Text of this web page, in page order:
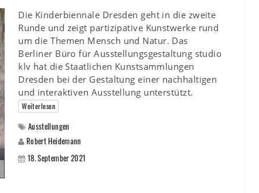
Die Kinderbiennale Dresden geht in die zweite
Runde und zeigt partizipative Kunstwerke rund
um die Themen Mensch und Natur. Das
Berliner Büro für Ausstellungsgestaltung studio
klv hat die Staatlichen Kunstsammlungen
Dresden bei der Gestaltung einer nachhaltigen
und interaktiven Ausstellung unterstützt.
Weiterlesen
Ausstellungen
Robert Heidemann
18. September 2021